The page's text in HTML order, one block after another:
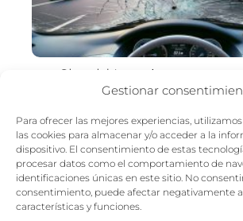
Gestionar
Para ofrecer las mejores experiencias,
las cookies para almacenar y/o acceder a la
dispositivo. El consentimiento de estas
procesar datos como el comportamiento de
identificaciones únicas en este sitio. No
consentimiento, puede afectar negativamente
características y funciones.
Should I use insurance to
windshield?
Seguro Estados Unidos Seguro de auto